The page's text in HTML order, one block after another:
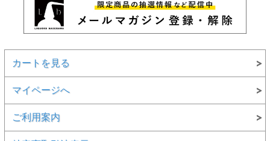
カートを見る
マイページへ
ご利用案内